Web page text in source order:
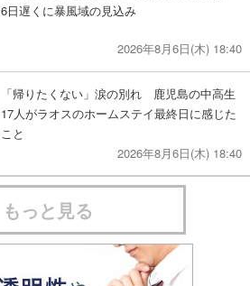
6日遅くに暴風域の見込み
2026年8月6日(木) 18:40
「帰りたくない」涙の別れ 鹿児島の中高生
17人がラオスのホームステイ最終日に感じた
こと
2026年8月6日(木) 18:40
もっと見る